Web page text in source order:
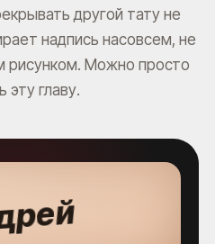
другой тату не
надпись насовсем, не
рисунком. Можно просто
эту главу.
рей